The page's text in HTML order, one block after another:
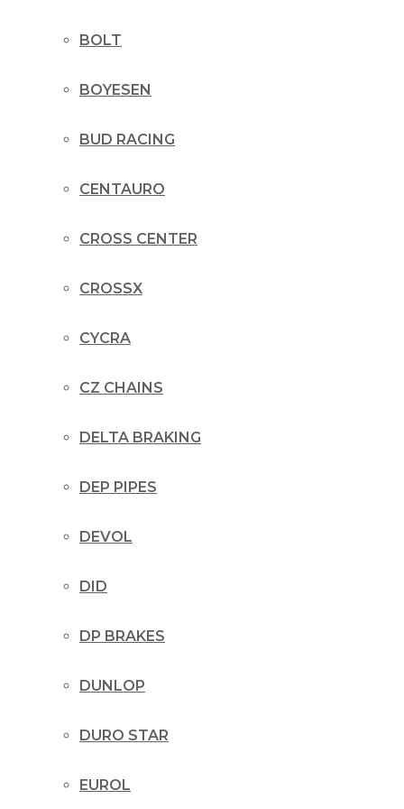
BOLT
BOYESEN
BUD RACING
CENTAURO
CROSS CENTER
CROSSX
CYCRA
CZ CHAINS
DELTA BRAKING
DEP PIPES
DEVOL
DID
DP BRAKES
DUNLOP
DURO STAR
EUROL